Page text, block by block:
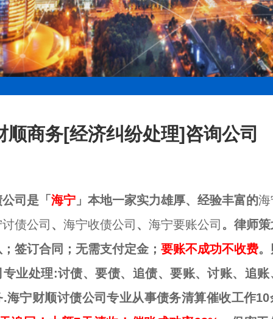
顺商务[经济纠纷处理]咨询公司
司是「 海宁 」本地一家实力雄厚、经验丰富的海
债公司 、 海宁收债公司 、 海宁要账公司 。律师
签订合同；无需支付定金； 要账不成功不收费
专业处理:讨债、要债、追债、要账、讨账、追账
.海宁财顺讨债公司专业从事债务清算催收工作10